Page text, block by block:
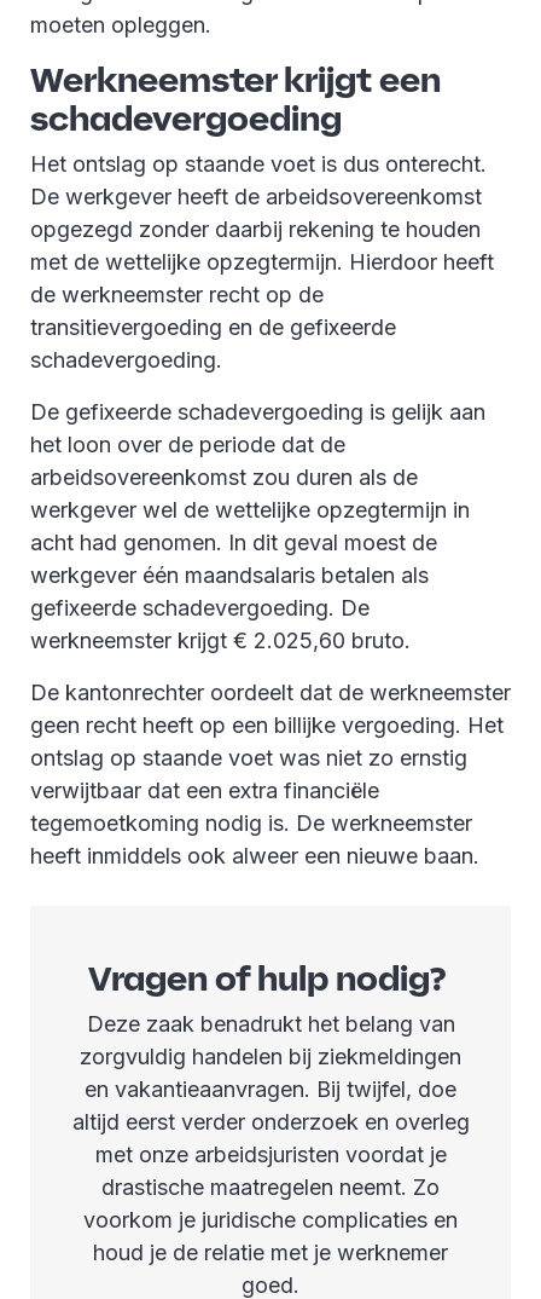
moeten opleggen.
Werkneemster krijgt een
schadevergoeding
Het ontslag op staande voet is dus onterecht.
De werkgever heeft de arbeidsovereenkomst
opgezegd zonder daarbij rekening te houden
met de wettelijke opzegtermijn. Hierdoor heeft
de werkneemster recht op de
transitievergoeding en de gefixeerde
schadevergoeding.
De gefixeerde schadevergoeding is gelijk aan
het loon over de periode dat de
arbeidsovereenkomst zou duren als de
werkgever wel de wettelijke opzegtermijn in
acht had genomen. In dit geval moest de
werkgever één maandsalaris betalen als
gefixeerde schadevergoeding. De
werkneemster krijgt € 2.025,60 bruto.
De kantonrechter oordeelt dat de werkneemster
geen recht heeft op een billijke vergoeding. Het
ontslag op staande voet was niet zo ernstig
verwijtbaar dat een extra financiële
tegemoetkoming nodig is. De werkneemster
heeft inmiddels ook alweer een nieuwe baan.
Vragen of hulp nodig?
Deze zaak benadrukt het belang van
zorgvuldig handelen bij ziekmeldingen
en vakantieaanvragen. Bij twijfel, doe
altijd eerst verder onderzoek en overleg
met onze arbeidsjuristen voordat je
drastische maatregelen neemt. Zo
voorkom je juridische complicaties en
houd je de relatie met je werknemer
goed.